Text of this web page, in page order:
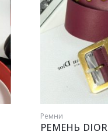
Ремни
РЕМЕНЬ DIOR